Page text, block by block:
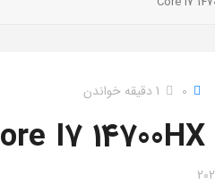
0 1 دقیقه خواندن